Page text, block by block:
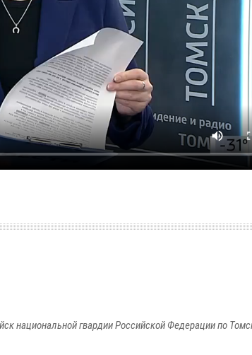
национальной гвардии Российской Федерации по